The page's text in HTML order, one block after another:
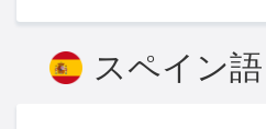
スペイン